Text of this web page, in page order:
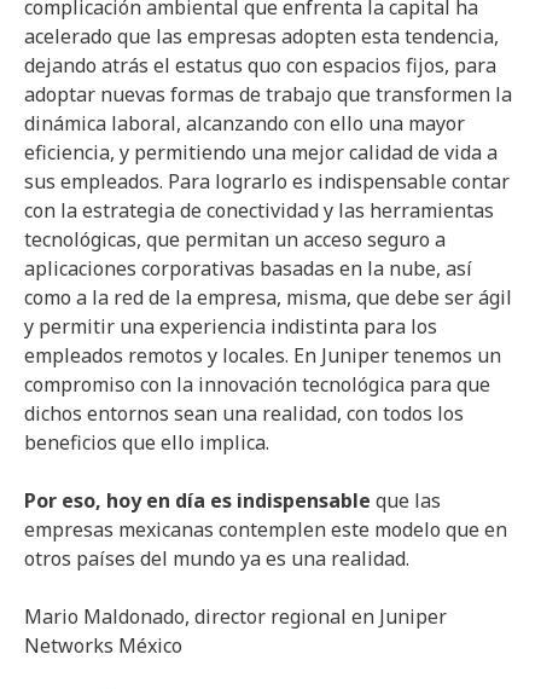
complicación ambiental que enfrenta la capital ha
acelerado que las empresas adopten esta tendencia,
dejando atrás el estatus quo con espacios fijos, para
adoptar nuevas formas de trabajo que transformen la
dinámica laboral, alcanzando con ello una mayor
eficiencia, y permitiendo una mejor calidad de vida a
sus empleados. Para lograrlo es indispensable contar
con la estrategia de conectividad y las herramientas
tecnológicas, que permitan un acceso seguro a
aplicaciones corporativas basadas en la nube, así
como a la red de la empresa, misma, que debe ser ágil
y permitir una experiencia indistinta para los
empleados remotos y locales. En Juniper tenemos un
compromiso con la innovación tecnológica para que
dichos entornos sean una realidad, con todos los
beneficios que ello implica.
Por eso, hoy en día es indispensable que las
empresas mexicanas contemplen este modelo que en
otros países del mundo ya es una realidad.
Mario Maldonado, director regional en Juniper
Networks México